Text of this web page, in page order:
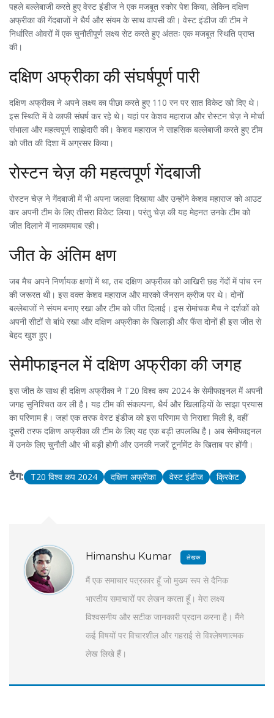
पहले बल्लेबाजी करते हुए वेस्ट इंडीज ने एक मजबूत स्कोर पेश किया, लेकिन दक्षिण
अफ्रीका की गेंदबाजों ने धैर्य और संयम के साथ वापसी की। वेस्ट इंडीज की टीम ने
निर्धारित ओवरों में एक चुनौतीपूर्ण लक्ष्य सेट करते हुए अंततः एक मजबूत स्थिति प्राप्त
की।
दक्षिण अफ्रीका की संघर्षपूर्ण पारी
दक्षिण अफ्रीका ने अपने लक्ष्य का पीछा करते हुए 110 रन पर सात विकेट खो दिए थे।
इस स्थिति में वे काफी संघर्ष कर रहे थे। यहां पर केशव महाराज और रोस्टन चेज़ ने मोर्चा
संभाला और महत्वपूर्ण साझेदारी की। केशव महाराज ने साहसिक बल्लेबाजी करते हुए टीम
को जीत की दिशा में अग्रसर किया।
रोस्टन चेज़ की महत्वपूर्ण गेंदबाजी
रोस्टन चेज़ ने गेंदबाजी में भी अपना जलवा दिखाया और उन्होंने केशव महाराज को आउट
कर अपनी टीम के लिए तीसरा विकेट लिया। परंतु चेज़ की यह मेहनत उनके टीम को
जीत दिलाने में नाकामयाब रही।
जीत के अंतिम क्षण
जब मैच अपने निर्णायक क्षणों में था, तब दक्षिण अफ्रीका को आखिरी छह गेंदों में पांच रन
की जरूरत थी। इस वक्त केशव महाराज और मारको जैनसन क्रीज पर थे। दोनों
बल्लेबाजों ने संयम बनाए रखा और टीम को जीत दिलाई। इस रोमांचक मैच ने दर्शकों को
अपनी सीटों से बांधे रखा और दक्षिण अफ्रीका के खिलाड़ी और फैंस दोनों ही इस जीत से
बेहद खुश हुए।
सेमीफाइनल में दक्षिण अफ्रीका की जगह
इस जीत के साथ ही दक्षिण अफ्रीका ने T20 विश्व कप 2024 के सेमीफाइनल में अपनी
जगह सुनिश्चित कर ली है। यह टीम की संकल्पना, धैर्य और खिलाड़ियों के साझा प्रयास
का परिणाम है। जहां एक तरफ वेस्ट इंडीज को इस परिणाम से निराशा मिली है, वहीं
दूसरी तरफ दक्षिण अफ्रीका की टीम के लिए यह एक बड़ी उपलब्धि है। अब सेमीफाइनल
में उनके लिए चुनौती और भी बड़ी होगी और उनकी नजरें टूर्नामेंट के खिताब पर होंगी।
टैग: T20 विश्व कप 2024 दक्षिण अफ्रीका वेस्ट इंडीज क्रिकेट
Himanshu Kumar लेखक
मैं एक समाचार पत्रकार हूँ जो मुख्य रूप से दैनिक
भारतीय समाचारों पर लेखन करता हूँ। मेरा लक्ष्य
विश्वसनीय और सटीक जानकारी प्रदान करना है। मैंने
कई विषयों पर विचारशील और गहराई से विश्लेषणात्मक
लेख लिखे हैं।